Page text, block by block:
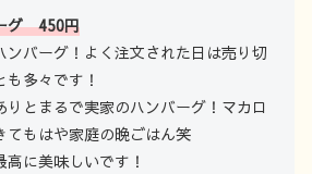
グ 450円
ンバーグ！よく注文された日は売り切
多々です！
とまるで実家のハンバーグ！マカロ
てもはや家庭の晩ごはん笑
に美味しいです！